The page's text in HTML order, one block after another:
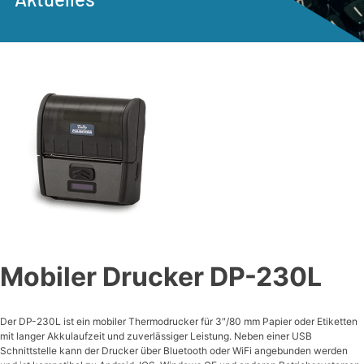
Mobiler Drucker DP-230L
Der DP-230L ist ein mobiler Thermodrucker für 3″/80 mm Papier oder Etiketten
mit langer Akkulaufzeit und zuverlässiger Leistung. Neben einer USB
Schnittstelle kann der Drucker über Bluetooth oder WiFi angebunden werden